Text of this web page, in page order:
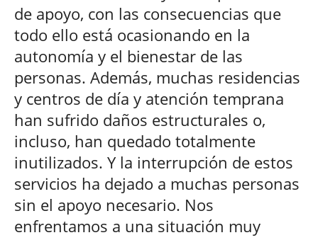
de apoyo, con las consecuencias que
todo ello está ocasionando en la
autonomía y el bienestar de las
personas. Además, muchas residencias
y centros de día y atención temprana
han sufrido daños estructurales o,
incluso, han quedado totalmente
inutilizados. Y la interrupción de estos
servicios ha dejado a muchas personas
sin el apoyo necesario. Nos
enfrentamos a una situación muy